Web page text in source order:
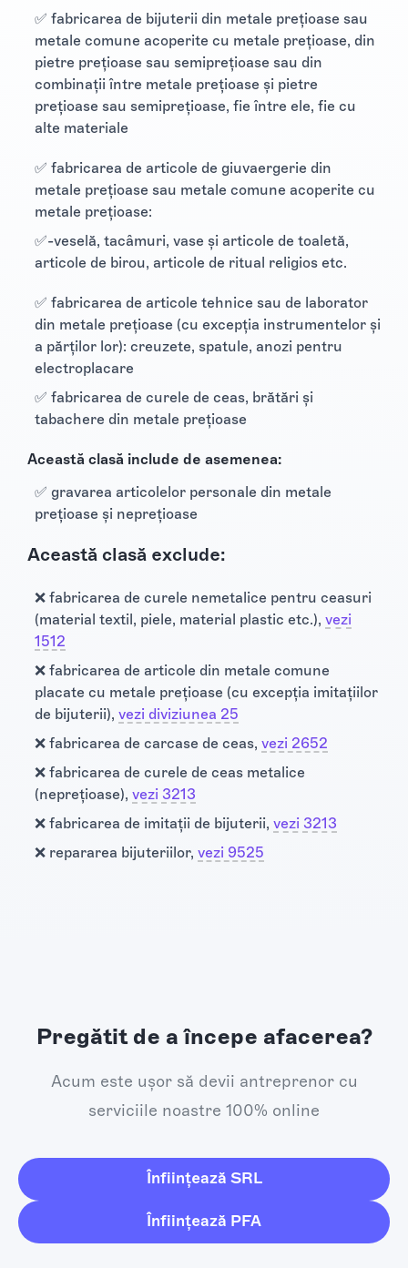
✅ fabricarea de bijuterii din metale preţioase sau
metale comune acoperite cu metale preţioase, din
pietre preţioase sau semipreţioase sau din
combinaţii între metale preţioase şi pietre
preţioase sau semipreţioase, fie între ele, fie cu
alte materiale
✅ fabricarea de articole de giuvaergerie din
metale preţioase sau metale comune acoperite cu
metale preţioase:
✅-veselă, tacâmuri, vase şi articole de toaletă,
articole de birou, articole de ritual religios etc.
✅ fabricarea de articole tehnice sau de laborator
din metale preţioase (cu excepţia instrumentelor şi
a părţilor lor): creuzete, spatule, anozi pentru
electroplacare
✅ fabricarea de curele de ceas, brătări şi
tabachere din metale preţioase
Această clasă include de asemenea:
✅ gravarea articolelor personale din metale
preţioase şi nepreţioase
Această clasă exclude:
❌ fabricarea de curele nemetalice pentru ceasuri
(material textil, piele, material plastic etc.), vezi
1512
❌ fabricarea de articole din metale comune
placate cu metale preţioase (cu excepţia imitaţiilor
de bijuterii), vezi diviziunea 25
❌ fabricarea de carcase de ceas, vezi 2652
❌ fabricarea de curele de ceas metalice
(nepreţioase), vezi 3213
❌ fabricarea de imitaţii de bijuterii, vezi 3213
❌ repararea bijuteriilor, vezi 9525
Pregătit de a începe afacerea?
Acum este ușor să devii antreprenor cu
serviciile noastre 100% online
Înființează SRL
Înființează PFA